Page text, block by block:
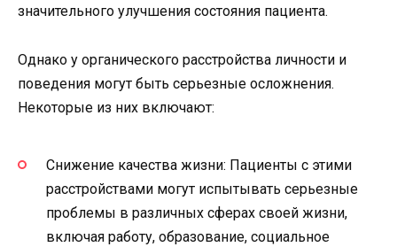
значительного улучшения состояния пациента.
Однако у органического расстройства личности и
поведения могут быть серьезные осложнения.
Некоторые из них включают:
Снижение качества жизни: Пациенты с этими
расстройствами могут испытывать серьезные
проблемы в различных сферах своей жизни,
включая работу, образование, социальное